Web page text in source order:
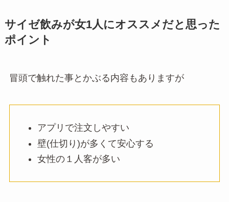
サイゼ飲みが女1人にオススメだと思った
ポイント
冒頭で触れた事とかぶる内容もありますが
アプリで注文しやすい
壁(仕切り)が多くて安心する
女性の１人客が多い